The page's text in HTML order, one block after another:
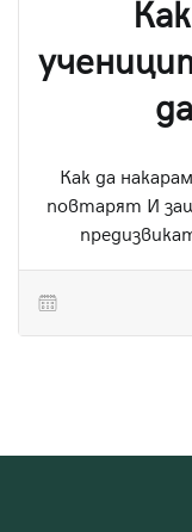
Как да
повтарят И